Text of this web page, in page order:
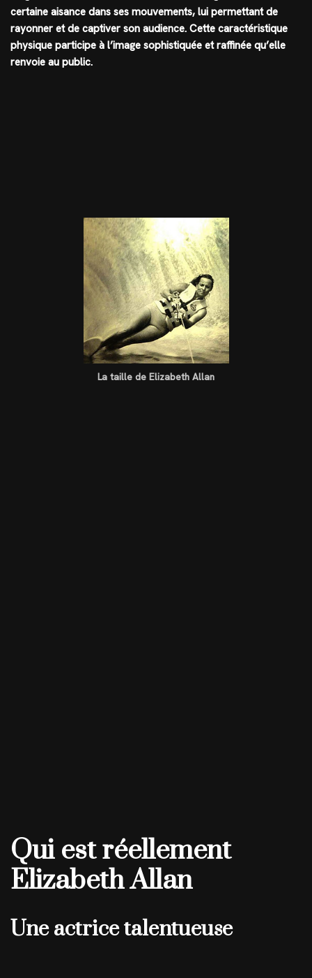
certaine aisance dans ses mouvements, lui permettant de
rayonner et de captiver son audience. Cette caractéristique
physique participe à l’image sophistiquée et raffinée qu’elle
renvoie au public.
La taille de Elizabeth Allan
Qui est réellement
Elizabeth Allan
Une actrice talentueuse